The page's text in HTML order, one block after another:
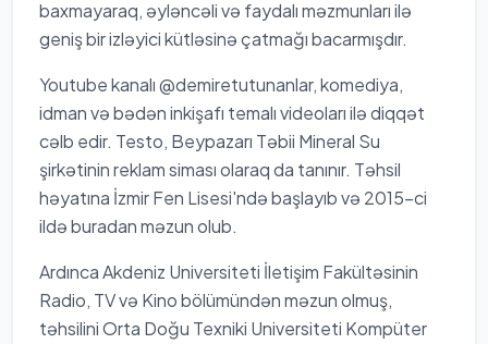
baxmayaraq, əyləncəli və faydalı məzmunları ilə
geniş bir izləyici kütləsinə çatmağı bacarmışdır.
Youtube kanalı @demiretutunanlar, komediya,
idman və bədən inkişafı temalı videoları ilə diqqət
cəlb edir. Testo, Beypazarı Təbii Mineral Su
şirkətinin reklam siması olaraq da tanınır. Təhsil
həyatına İzmir Fen Lisesi'ndə başlayıb və 2015-ci
ildə buradan məzun olub.
Ardınca Akdeniz Universiteti İletişim Fakültəsinin
Radio, TV və Kino bölümündən məzun olmuş,
təhsilini Orta Doğu Texniki Universiteti Kompüter